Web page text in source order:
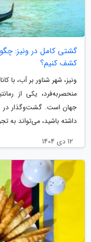
کشف کنیم؟
ونیز، شهر شناور بر آب، با
منحصربه‌فرد، یکی از
داشته باشید، می‌تواند به
12 دی 1404